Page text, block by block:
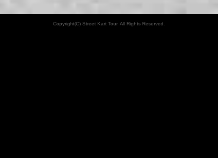
Copyright(C) Street Kart Tour. All Rights Reserved.